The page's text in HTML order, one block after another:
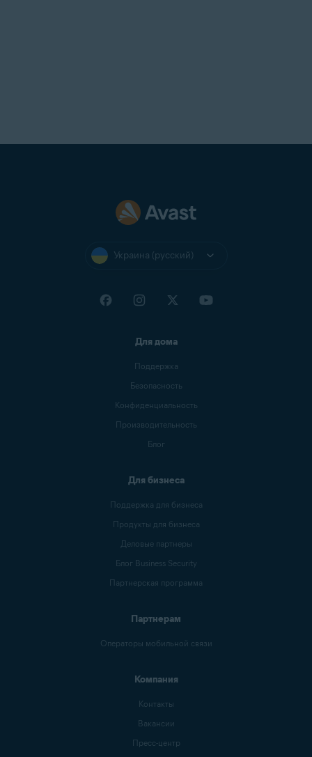
Украина (русский)
Для дома
Поддержка
Безопасность
Конфиденциальность
Производительность
Блог
Для бизнеса
Поддержка для бизнеса
Продукты для бизнеса
Деловые партнеры
Блог Business Security
Партнерская программа
Партнерам
Операторы мобильной связи
Компания
Контакты
Вакансии
Пресс-центр